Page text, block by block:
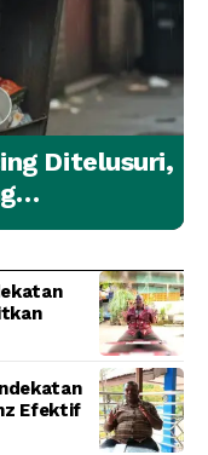
Ditelusuri,
Efektif